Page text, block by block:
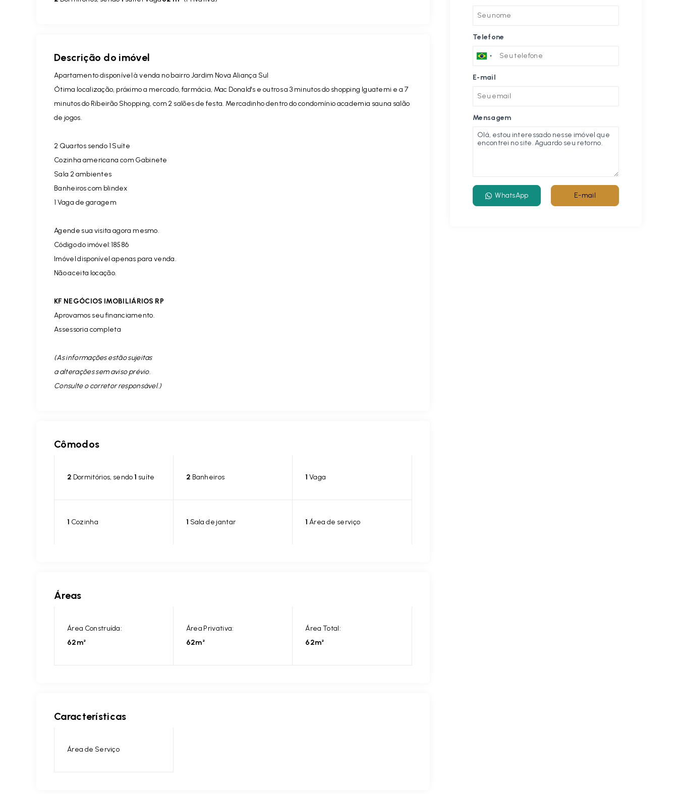
Descrição do imóvel
Apartamento disponível à venda no bairro Jardim Nova Aliança Sul
Ótima localização, próximo a mercado, farmácia, Mac Donald's e outros a 3 minutos do shopping Iguatemi e a 7
minutos do Ribeirão Shopping, com 2 salões de festa. Mercadinho dentro do condomínio academia sauna salão
de jogos.
2 Quartos sendo 1 Suíte
Cozinha americana com Gabinete
Sala 2 ambientes
Banheiros com blindex
1 Vaga de garagem
Agende sua visita agora mesmo.
Código do imóvel:18586
Imóvel disponível apenas para venda.
Não aceita locação.
KF NEGÓCIOS IMOBILIÁRIOS RP
Aprovamos seu financiamento.
Assessoria completa
(As informações estão sujeitas
a alterações sem aviso prévio.
Consulte o corretor responsável. )
Cômodos
2 Dormitórios, sendo1 suíte 2 Banheiros 1 Vaga
1 Cozinha 1 Sala de jantar 1 Área de serviço
Áreas
Área Construída:
62m²
Área Privativa:
62m²
Área Total:
62m²
Características
Área de Serviço
Telefone
E-mail
Mensagem
WhatsApp E-mail